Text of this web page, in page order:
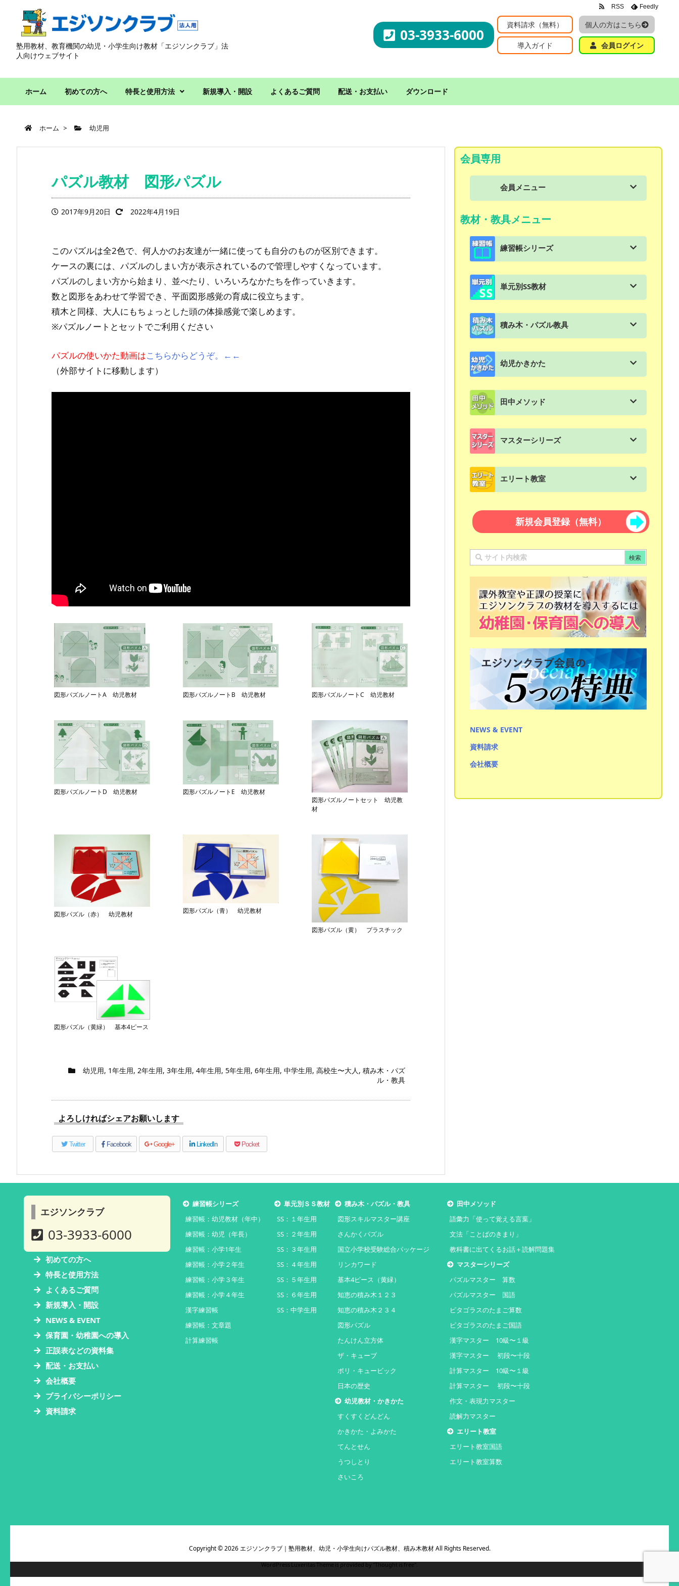
塾用教材、教育機関の幼児・小学生向け教材「エジソンクラブ」法
人向けウェブサイト
03-3933-6000
資料請求（無料）
導入ガイド
個人の方はこちら
会員ログイン
ホーム 初めての方へ 特長と使用方法 新規導入・開設 よくあるご質問 配送・お支払い ダウンロード
RSS Feedly
ホーム > 幼児用
パズル教材 図形パズル
2017年9月20日 2022年4月19日
このパズルは全2色で、何人かのお友達が一緒に使っても自分のものが区別できます。
ケースの裏には、パズルのしまい方が表示されているので管理しやすくなっています。
パズルのしまい方から始まり、並べたり、いろいろなかたちを作っていきます。
数と図形をあわせて学習でき、平面図形感覚の育成に役立ちます。
積木と同様、大人にもちょっとした頭の体操感覚で楽しめます。
※パズルノートとセットでご利用ください
パズルの使いかた動画はこちらからどうぞ。←←
（外部サイトに移動します）
図形パズルノートA 幼児教材 図形パズルノートB 幼児教材 図形パズルノートC 幼児教材
図形パズルノートD 幼児教材
図形パズルノートE 幼児教材
図形パズルノートセット 幼児教
材
図形パズル（赤） 幼児教材 図形パズル（青） 幼児教材
図形パズル（黄） プラスチック
図形パズル（黄緑） 基本4ピース
幼児用, 1年生用, 2年生用, 3年生用, 4年生用, 5年生用, 6年生用, 中学生用, 高校生〜大人 , 積み木・パズ
ル・教具
よろしければシェアお願いします
Twitter Facebook Google+ LinkedIn Pocket
会員専用
会員メニュー
会員メニュー
教材購入はこちら
会員用ダウンロード資料一覧
体験用教材ダウンロード（年中〜2年生対象）
入塾テスト ダウンロード
資料集：生徒募集チラシ実例集
文章題教材再改訂及び価格改定のお知らせ
SS教材解答ダウンロード（2020年度版）
SS教材解答ダウンロード（2011年度版）
お客様の声
教材・教具メニュー
練習帳シリーズ
進級式教材の一覧
練習帳シリーズの特長と使い方
練習帳：幼児（年長）
練習帳：小学２年生
練習帳：小学３年生
練習帳：漢字練習帳
練習帳：文章題
単元別SS教材
単元別SS教材の一覧
ＳＳ教材の特徴と使い方
スモールステップ：１年生用
スモールステップ：３年生用
スモールステップ：４年生用
スモールステップ：６年生用
スモールステップ：中学生用教材
積み木・パズル教具
積み木・パズル・教具の一覧
図形スキルマスター講座
さんかくパズル
国立小学校受験総合パッケージ
リンカワード
つみき教材 知恵の積み木１２３
知恵の積み木２３４
多面体組み立てキット ポリ・キュービック
ザ・キューブ
たんけん立方体
日本の歴史
幼児かきかた
幼児教材・かきかたの一覧
すくすくどんどん
かきかた・よみかた
うつしとり
さいころ
田中メソッド
田中メソッドの一覧
語彙力「使って覚える言葉」
文法「ことばのきまり」
マスターシリーズ
マスターシリーズの一覧
パズルマスター 算数
パズルマスター 国語
ピタゴラスのたまご国語
漢字マスター 10級〜１級
漢字マスター 初段〜十段
計算マスター 10級〜１級
計算マスター 初段〜十段
作文・表現力マスター
エリート教室
エリート教室算数
エリート教室国語
新規会員登録（無料）
NEWS & EVENT
資料請求
会社概要
エジソンクラブ
03-3933-6000
初めての方へ
特長と使用方法
よくあるご質問
新規導入・開設
NEWS & EVENT
保育園・幼稚園への導入
正誤表などの資料集
配送・お支払い
会社概要
プライバシーポリシー
資料請求
練習帳シリーズ
練習帳：幼児教材（年中）
練習帳：幼児（年長）
練習帳：小学1年生
練習帳：小学２年生
練習帳：小学３年生
練習帳：小学４年生
漢字練習帳
練習帳：文章題
計算練習帳
単元別ＳＳ教材
SS：１年生用
SS：２年生用
SS：３年生用
SS：４年生用
SS：５年生用
SS：６年生用
SS：中学生用
積み木・パズル・教具
図形スキルマスター講座
さんかくパズル
国立小学校受験総合パッケージ
リンカワード
基本4ピース（黄緑）
知恵の積み木１２３
知恵の積み木２３４
図形パズル
たんけん立方体
ザ・キューブ
ポリ・キュービック
日本の歴史
幼児教材・かきかた
すくすくどんどん
かきかた・よみかた
てんとせん
うつしとり
さいころ
田中メソッド
語彙力「使って覚える言葉」
文法「ことばのきまり」
教科書に出てくるお話＋読解問題集
マスターシリーズ
パズルマスター 算数
パズルマスター 国語
ピタゴラスのたまご算数
ピタゴラスのたまご国語
漢字マスター 10級〜１級
漢字マスター 初段〜十段
計算マスター 10級〜１級
計算マスター 初段〜十段
作文・表現力マスター
読解力マスター
エリート教室
エリート教室国語
エリート教室算数
Copyright ©2026 エジソンクラブ｜塾用教材、幼児・小学生向けパズル教材、積み木教材All Rights Reserved.
WordPress Luxeritas Theme is provided by "Thought is free".